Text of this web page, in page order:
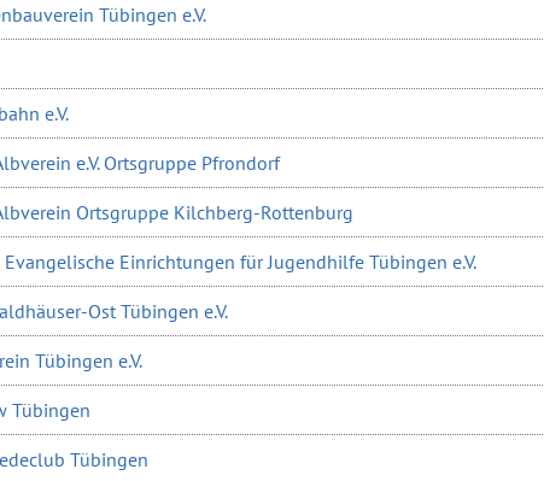
Tübingen e.V.
e.V.
e.V. Ortsgruppe Pfrondorf
Ortsgruppe Kilchberg-Rottenburg
Einrichtungen für Jugendhilfe Tübingen e.V.
Ost Tübingen e.V.
Tübingen e.V.
Tübingen
Tübingen